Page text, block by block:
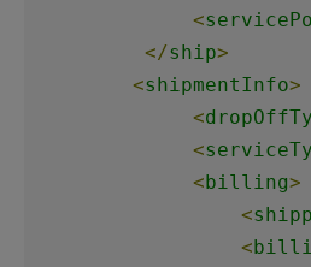
<
</ship>
<shipmentInfo>
<
<
<billing>
<
<